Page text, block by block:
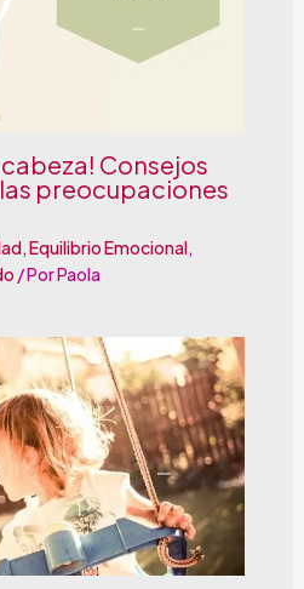
cabeza! Consejos
preocupaciones
Equilibrio Emocional
/ PorPaola